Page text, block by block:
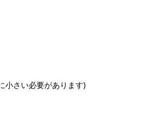
小さい必要があります)